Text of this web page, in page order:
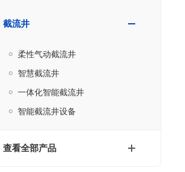
截流井
柔性气动截流井
智慧截流井
一体化智能截流井
智能截流井设备
查看全部产品